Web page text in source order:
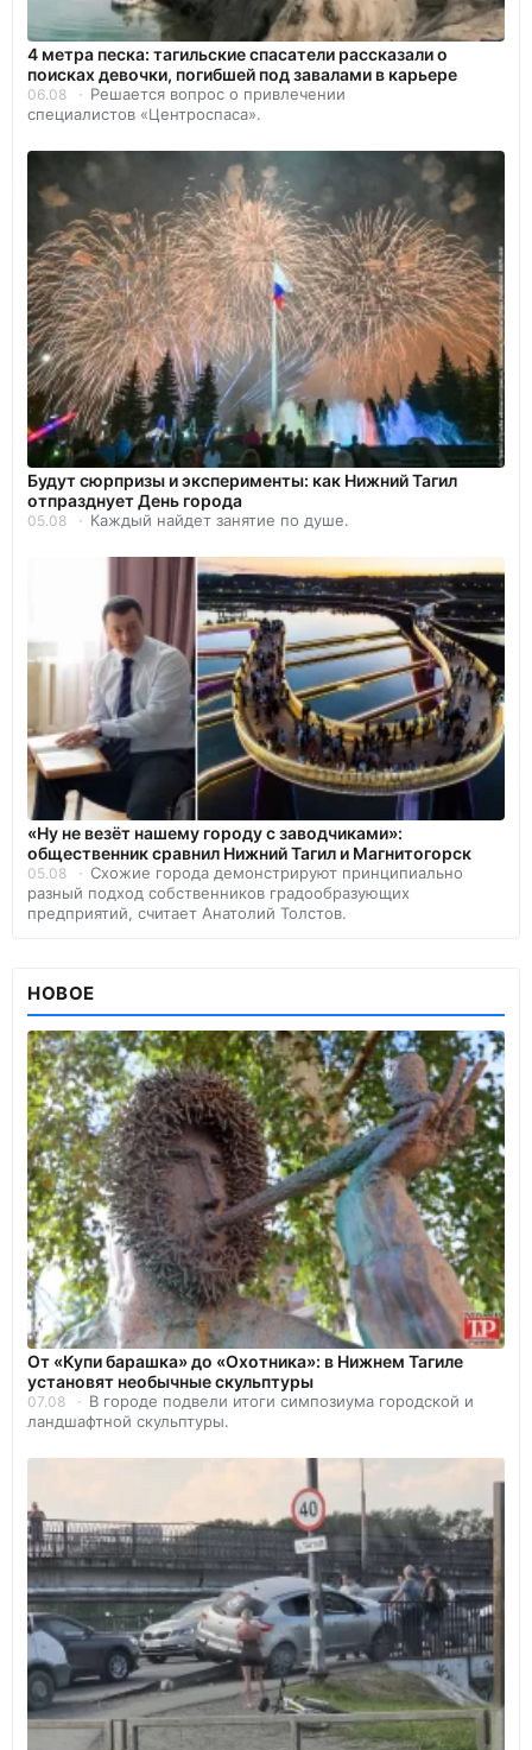
4 метра песка: тагильские спасатели рассказали о
поисках девочки, погибшей под завалами в карьере
06.08
Решается вопрос о привлечении
специалистов «Центроспаса».
Будут сюрпризы и эксперименты: как Нижний Тагил
отпразднует День города
05.08 Каждый найдет занятие по душе.
«Ну не везёт нашему городу с заводчиками»:
общественник сравнил Нижний Тагил и Магнитогорск
05.08
Схожие города демонстрируют принципиально
разный подход собственников градообразующих
предприятий, считает Анатолий Толстов.
НОВОЕ
От «Купи барашка» до «Охотника»: в Нижнем Тагиле
установят необычные скульптуры
07.08
В городе подвели итоги симпозиума городской и
ландшафтной скульптуры.